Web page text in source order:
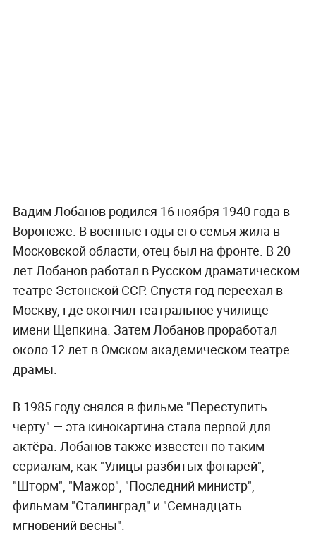
Вадим Лобанов родился 16 ноября 1940 года в
Воронеже. В военные годы его семья жила в
Московской области, отец был на фронте. В 20
лет Лобанов работал в Русском драматическом
театре Эстонской ССР. Спустя год переехал в
Москву, где окончил театральное училище
имени Щепкина. Затем Лобанов проработал
около 12 лет в Омском академическом театре
драмы.
В 1985 году снялся в фильме "Переступить
черту" — эта кинокартина стала первой для
актёра. Лобанов также известен по таким
сериалам, как "Улицы разбитых фонарей",
"Шторм", "Мажор", "Последний министр",
фильмам "Сталинград" и "Семнадцать
мгновений весны".